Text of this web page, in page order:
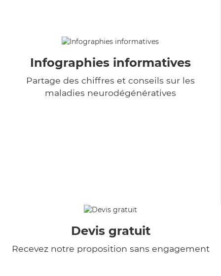
Infographies informatives
Partage des chiffres et conseils sur les
maladies neurodégénératives
Devis gratuit
Recevez notre proposition sans engagement